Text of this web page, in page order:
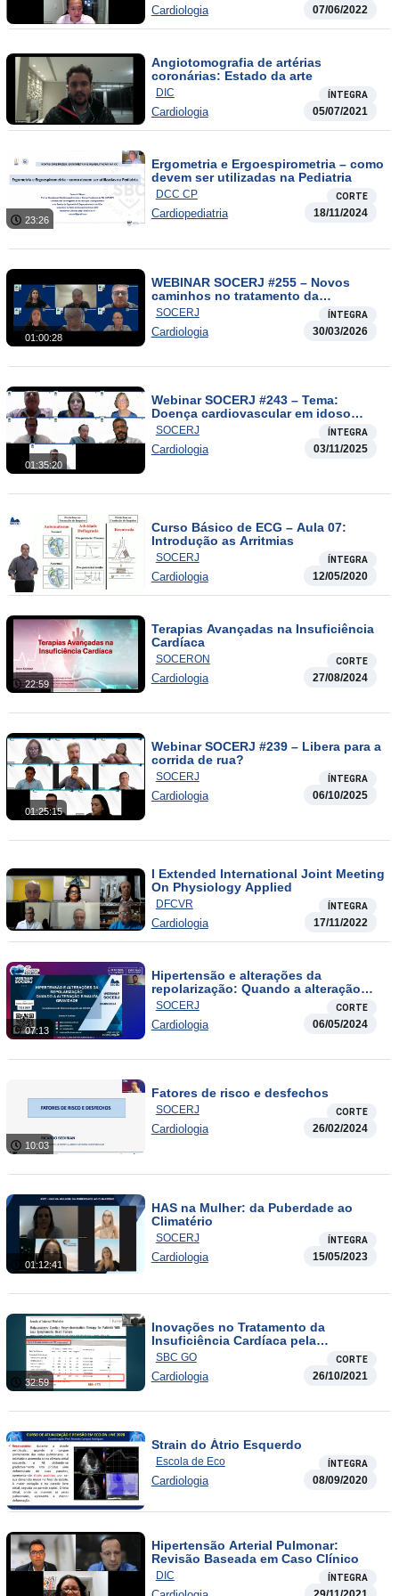
Cardiologia 07/06/2022
Angiotomografia de artérias
coronárias: Estado da arte
DIC ÍNTEGRA
Cardiologia 05/07/2021
23:26
Ergometria e Ergoespirometria – como
devem ser utilizadas na Pediatria
DCC CP CORTE
Cardiopediatria 18/11/2024
01:00:28
WEBINAR SOCERJ #255 – Novos
caminhos no tratamento da
Insuficiência mitral.
SOCERJ ÍNTEGRA
Cardiologia 30/03/2026
01:35:20
Webinar SOCERJ #243 – Tema:
Doença cardiovascular em idoso
assintomático! caso clínico!
SOCERJ ÍNTEGRA
Cardiologia 03/11/2025
Curso Básico de ECG – Aula 07:
Introdução as Arritmias
SOCERJ ÍNTEGRA
Cardiologia 12/05/2020
22:59
Terapias Avançadas na Insuficiência
Cardíaca
SOCERON CORTE
Cardiologia 27/08/2024
01:25:15
Webinar SOCERJ #239 – Libera para a
corrida de rua?
SOCERJ ÍNTEGRA
Cardiologia 06/10/2025
I Extended International Joint Meeting
On Physiology Applied
DFCVR ÍNTEGRA
Cardiologia 17/11/2022
07:13
Hipertensão e alterações da
repolarização: Quando a alteração
sinaliza gravidade
SOCERJ CORTE
Cardiologia 06/05/2024
10:03
Fatores de risco e desfechos
SOCERJ CORTE
Cardiologia 26/02/2024
01:12:41
HAS na Mulher: da Puberdade ao
Climatério
SOCERJ ÍNTEGRA
Cardiologia 15/05/2023
32:59
Inovações no Tratamento da
Insuficiência Cardíaca pela
Estimulação Artificial
SBC GO CORTE
Cardiologia 26/10/2021
Strain do Átrio Esquerdo
Escola de Eco ÍNTEGRA
Cardiologia 08/09/2020
Hipertensão Arterial Pulmonar:
Revisão Baseada em Caso Clínico
DIC ÍNTEGRA